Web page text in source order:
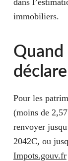
immobiliers.
Pour les
(moins de
renvoyer
2042C, ou
Impots.gouv.fr